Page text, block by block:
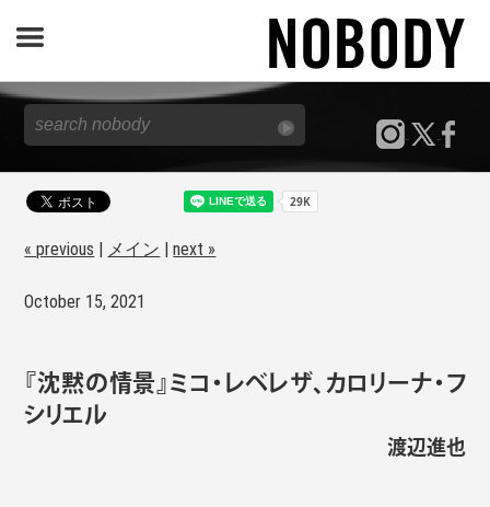
JOURNAL
SPECIAL
REPORT
NOBODY STORE
« previous メイン |next »
October 15, 2021
『沈黙の情景』ミコ・レベレザ、カロリーナ・フ
シリエル
渡辺進也